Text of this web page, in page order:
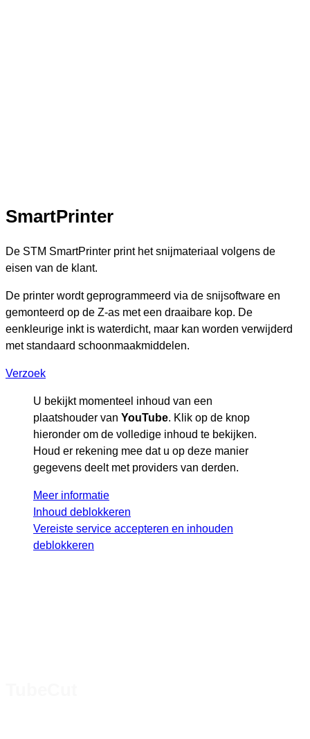
SmartPrinter
De STM SmartPrinter print het snijmateriaal volgens de
eisen van de klant.
De printer wordt geprogrammeerd via de snijsoftware en
gemonteerd op de Z-as met een draaibare kop. De
eenkleurige inkt is waterdicht, maar kan worden verwijderd
met standaard schoonmaakmiddelen.
Verzoek
U bekijkt momenteel inhoud van een
plaatshouder van YouTube. Klik op de knop
hieronder om de volledige inhoud te bekijken.
Houd er rekening mee dat u op deze manier
gegevens deelt met providers van derden.
Meer informatie
Inhoud deblokkeren
Vereiste service accepteren en inhouden
deblokkeren